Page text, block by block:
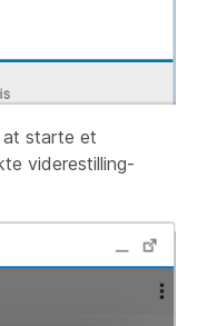
starte et
viderestilling-